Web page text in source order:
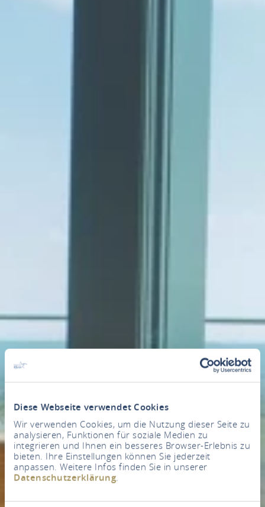
Diese Webseite verwendet Cookies
Wir verwenden Cookies, um die Nutzung dieser Seite zu
analysieren, Funktionen für soziale Medien zu
integrieren und Ihnen ein besseres Browser-Erlebnis zu
bieten. Ihre Einstellungen können Sie jederzeit
anpassen. Weitere Infos finden Sie in unserer
Datenschutzerklärung.